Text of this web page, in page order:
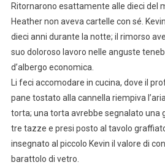
Ritornarono esattamente alle dieci del
Heather non aveva cartelle con sé.
dieci anni durante la notte; il rimorso
suo doloroso lavoro nelle anguste
d’albergo economica.
Li feci accomodare in cucina, dove il
pane tostato alla cannella riempiva
torta; una torta avrebbe segnalato una
tre tazze e presi posto al tavolo
insegnato al piccolo Kevin il valore di
barattolo di vetro.